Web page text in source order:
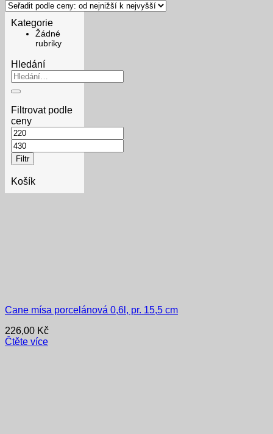
price:
Kategorie
Žádné
rubriky
Hledání
Hledat:
Filtrovat podle
ceny
Minimální
cena
Maximální
cena
Filtr
Košík
Cane mísa porcelánová 0,6l, pr. 15,5 cm
226,00 Kč
Čtěte více